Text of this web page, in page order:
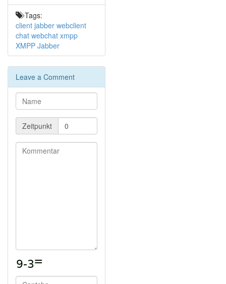
Tags:
client jabber webclient
chat webchat xmpp
XMPP Jabber
Leave a Comment
Zeitpunkt